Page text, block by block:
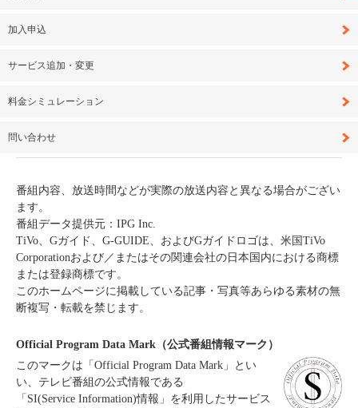
加入申込
サービス追加・変更
料金シミュレーション
問い合わせ
番組内容、放送時間などが実際の放送内容と異なる場合がござい
ます。
番組データ提供元：IPG Inc.
TiVo、Gガイド、G-GUIDE、およびGガイドロゴは、米国TiVo
Corporationおよび／またはその関連会社の日本国内における商標
または登録商標です。
このホームページに掲載している記事・写真等あらゆる素材の無
断複写・転載を禁じます。
Official Program Data Mark（公式番組情報マーク）
このマークは「Official Program Data Mark」とい
い、テレビ番組の公式情報である
「SI(Service Information)情報」を利用したサービス